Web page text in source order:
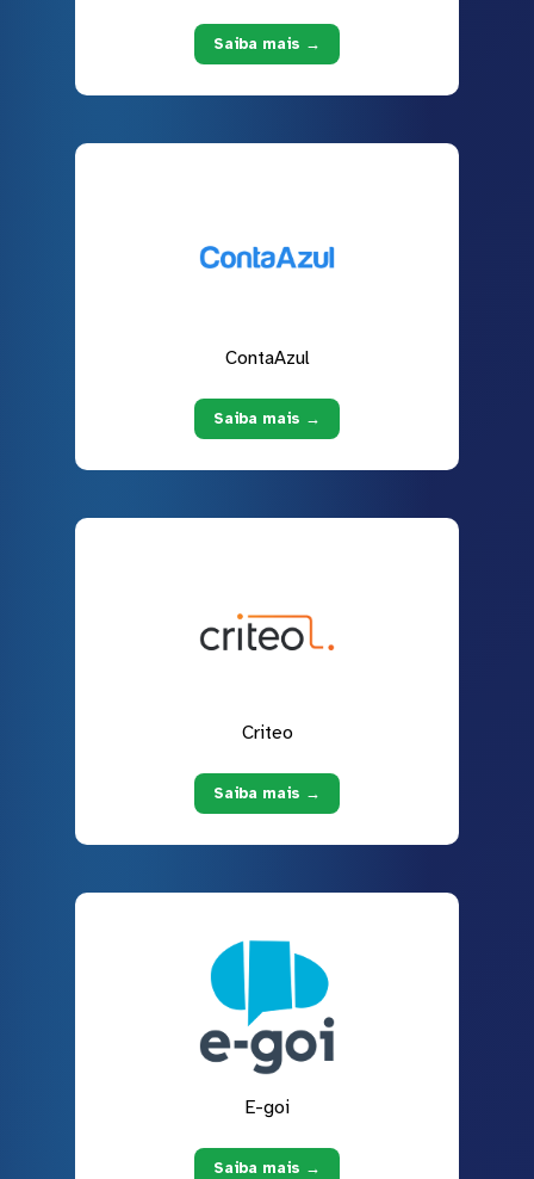
Saiba mais →
ContaAzul
Saiba mais →
Criteo
Saiba mais →
E-goi
Saiba mais →